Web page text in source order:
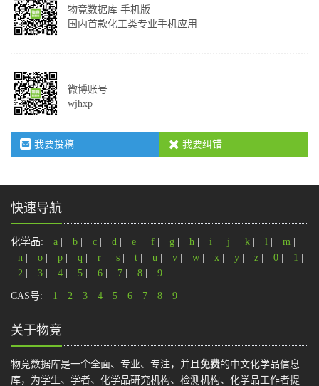
物竟数据库 手机版
国内首款化工类专业手机应用
微博账号
wjhxp
我要投稿 我要纠错
快速导航
化学品: a b c d e f g h i j k l m
n
o p q r s t u v w x y z 0 1
2
3 4 5 6 7 8 9
CAS号: 1 2 3 4 5 6 7 8 9
关于物竞
物竞数据库是一个全面、专业、专注，并且 免费的中文化学品信息
库，为学生、学者、化学品研究机构、检测机构、化学品工作者提